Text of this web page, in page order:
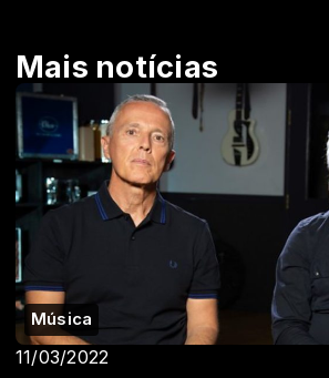
Mais notícias
Música
11/03/2022